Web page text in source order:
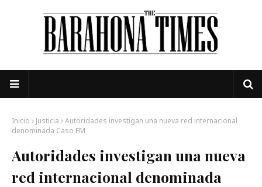
Inicio Justicia
Autoridades investigan una nueva red internacional
denominada Caso FM
Autoridades investigan una nueva
red internacional denominada